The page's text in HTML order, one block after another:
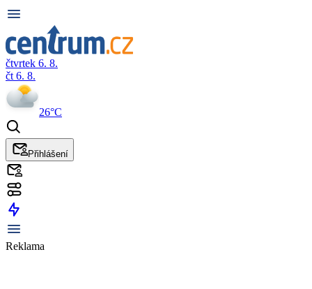
čtvrtek 6. 8.
čt 6. 8.
26°C
Přihlášení
Reklama